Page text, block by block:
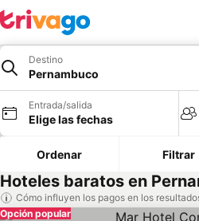
Destino
Pernambuco
Entrada/salida
Elige las fechas
Ordenar Filtrar
Hoteles baratos en
Cómo influyen los pagos en los
Opción popular